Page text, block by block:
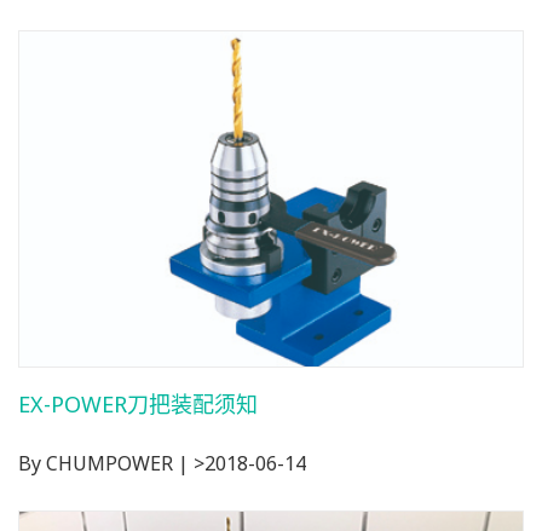
EX-POWER刀把装配须知
By CHUMPOWER | >2018-06-14